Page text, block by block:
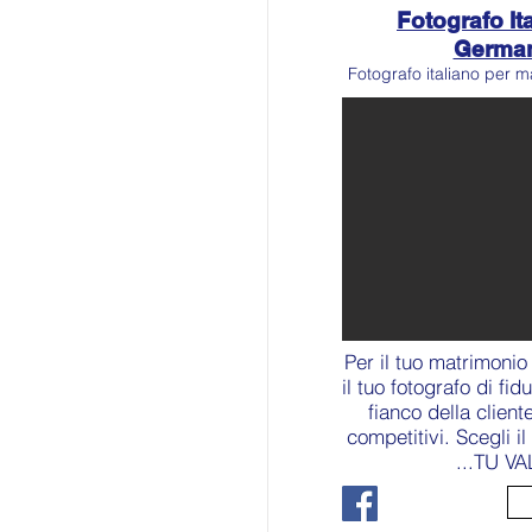
Fotografo
Fotografo italiano per
Per il tuo
il tuo fotografo di
fianco della
competitivi. Scegli
...TU